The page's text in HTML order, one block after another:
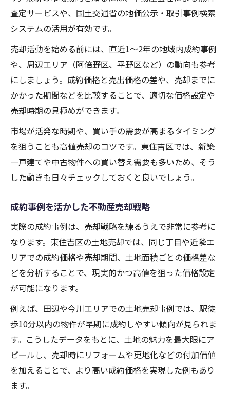
査定サービスや、国土交通省の地価公示・取引事例検索
システムの活用が有効です。
売却活動を始める前には、直近1〜2年の地域内成約事例
や、周辺エリア（阿倍野区、平野区など）の動向も参考
にしましょう。成約価格と売出価格の差や、売却までに
かかった期間などを比較することで、適切な価格設定や
売却時期の見極めができます。
市場が活発な時期や、買い手の需要が高まるタイミング
を狙うことも高値売却のコツです。東住吉区では、新築
一戸建てや中古物件への買い替え需要も多いため、そう
した動きも日々チェックしておくと良いでしょう。
成約事例を活かした不動産売却戦略
実際の成約事例は、売却戦略を練るうえで非常に参考に
なります。東住吉区の土地売却では、同じ丁目や近隣エ
リアでの成約価格や売却期間、土地面積ごとの価格差な
どを分析することで、現実的かつ高値を狙った価格設定
が可能になります。
例えば、田辺や今川エリアでの土地売却事例では、駅徒
歩10分以内の物件が早期に成約しやすい傾向が見られま
す。こうしたデータをもとに、土地の魅力を最大限にア
ピールし、売却時にリフォームや更地化などの付加価値
を加えることで、より高い成約価格を実現した例もあり
ます。